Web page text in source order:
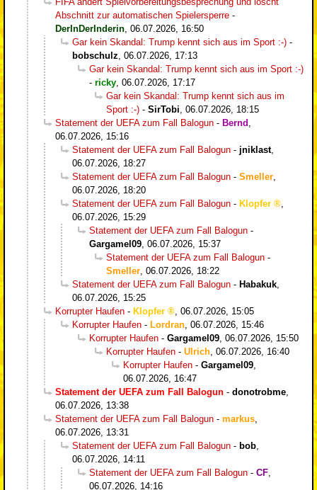
Abschnitt zur automatischen Spielersperre -
DerInDerInderin 06.07.2026, 16:50
Gar kein Skandal: Trump kennt sich aus im Sport :-) -
bobschulz 06.07.2026, 17:13
Gar kein Skandal: Trump kennt sich aus im Sport :-)
- ricky 06.07.2026, 17:17
Gar kein Skandal: Trump kennt sich aus im
Sport :-) - SirTobi 06.07.2026, 18:15
Statement der UEFA zum Fall Balogun - Bernd
06.07.2026, 15:16
Statement der UEFA zum Fall Balogun - jniklast,
06.07.2026, 18:27
Statement der UEFA zum Fall Balogun - Smeller
06.07.2026, 18:20
Statement der UEFA zum Fall Balogun - Klopfer
06.07.2026, 15:29
Statement der UEFA zum Fall Balogun -
Gargamel09 06.07.2026, 15:37
Statement der UEFA zum Fall Balogun -
Smeller 06.07.2026, 18:22
Statement der UEFA zum Fall Balogun - Habakuk
06.07.2026, 15:25
Korrupter Haufen - Klopfer
06.07.2026, 15:05
Korrupter Haufen - Lordran 06.07.2026, 15:46
Korrupter Haufen - Gargamel09 06.07.2026, 15:50
Korrupter Haufen - Ulrich 06.07.2026, 16:40
Korrupter Haufen - Gargamel09
06.07.2026, 16:47
Statement der UEFA zum Fall Balogun - donotrobme
06.07.2026, 13:38
Statement der UEFA zum Fall Balogun - markus
06.07.2026, 13:31
Statement der UEFA zum Fall Balogun - bob
06.07.2026, 14:11
Statement der UEFA zum Fall Balogun - CF
06.07.2026, 14:16